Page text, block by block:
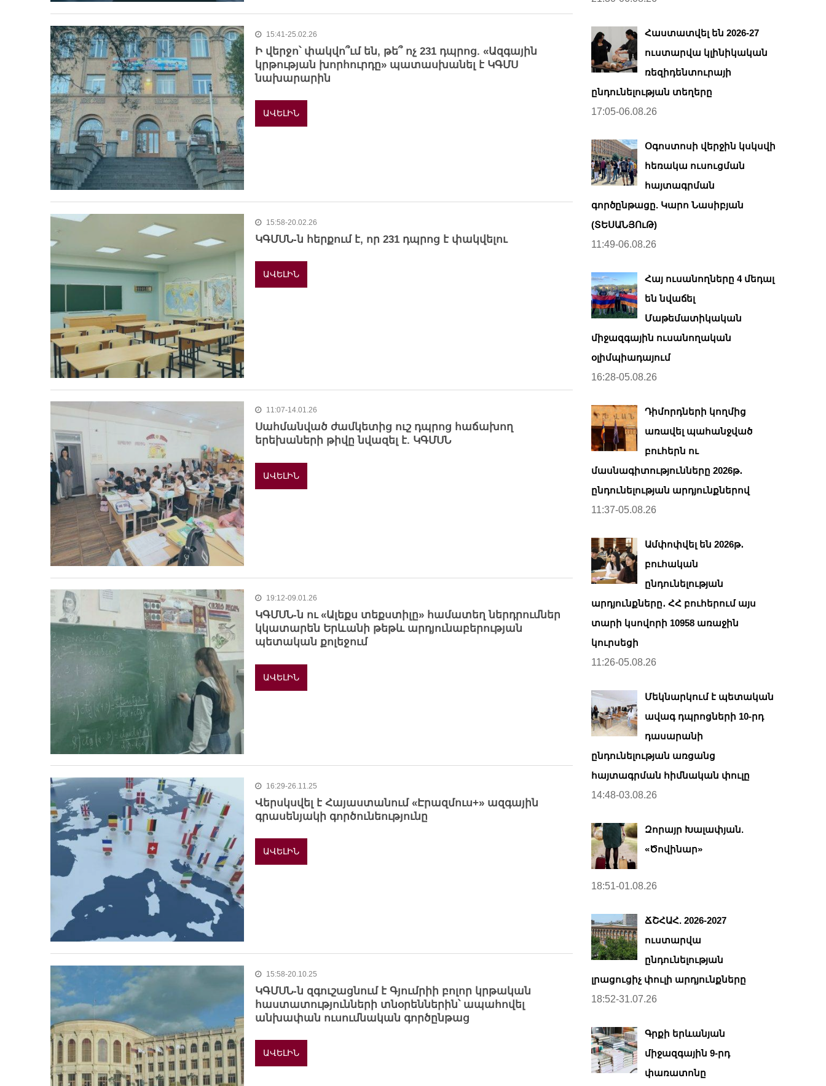
15:41-25.02.26
Ի վերջո՝ փակվո՞ւմ են, թե՞ ոչ 231 դպրոց. «Ազգային
կրթության խորհուրդը» պատասխանել է ԿԳՄՍ
նախարարին
ԱՎԵԼԻՆ
15:58-20.02.26
ԿԳՄՍՆ-ն հերքում է, որ 231 դպրոց է փակվելու
ԱՎԵԼԻՆ
11:07-14.01.26
Սահմանված ժամկետից ուշ դպրոց հաճախող
երեխաների թիվը նվազել է. ԿԳՄՍՆ
ԱՎԵԼԻՆ
19:12-09.01.26
ԿԳՄՍՆ-ն ու «Ալեքս տեքստիլը» համատեղ ներդրումներ
կկատարեն Երևանի թեթև արդյունաբերության
պետական քոլեջում
ԱՎԵԼԻՆ
16:29-26.11.25
Վերսկսվել է Հայաստանում «Էրազմուս+» ազգային
գրասենյակի գործունեությունը
ԱՎԵԼԻՆ
15:58-20.10.25
ԿԳՄՍՆ-ն զգուշացնում է Գյումրիի բոլոր կրթական
հաստատությունների տնօրեններին՝ ապահովել
անխափան ուսումնական գործընթաց
ԱՎԵԼԻՆ
Հաստատվել են 2026-27
ուստարվա կլինիկական
ռեզիդենտուրայի
ընդունելության տեղերը
17:05-06.08.26
Օգոստոսի վերջին կսկսվի
հեռակա ուսուցման
հայտագրման
գործընթացը. Կարո Նասիբյան
(ՏԵՍԱՆՅՈւԹ)
11:49-06.08.26
Հայ ուսանողները 4 մեդալ
են նվաճել
Մաթեմատիկական
միջազգային ուսանողական
օլիմպիադայում
16:28-05.08.26
Դիմորդների կողմից
առավել պահանջված
բուհերն ու
մասնագիտությունները 2026թ․
ընդունելության արդյունքներով
11:37-05.08.26
Ամփոփվել են 2026թ․
բուհական
ընդունելության
արդյունքները․ ՀՀ բուհերում այս
տարի կսովորի 10958 առաջին
կուրսեցի
11:26-05.08.26
Մեկնարկում է պետական
ավագ դպրոցների 10-րդ
դասարանի
ընդունելության առցանց
հայտագրման հիմնական փուլը
14:48-03.08.26
Զորայր Խալափյան.
«Ծովինար»
18:51-01.08.26
ՃՇՀԱՀ. 2026-2027
ուստարվա
ընդունելության
լրացուցիչ փուլի արդյունքները
18:52-31.07.26
Գրքի երևանյան
միջազգային 9-րդ
փառատոնը